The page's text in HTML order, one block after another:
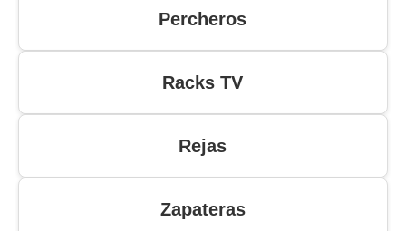
Percheros
Racks TV
Rejas
Zapateras